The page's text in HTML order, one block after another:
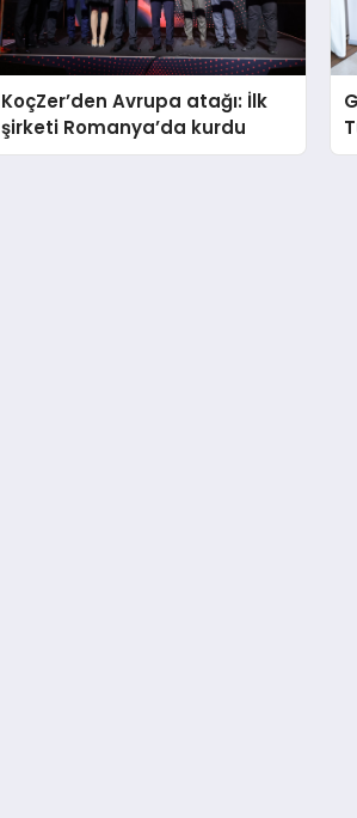
KoçZer’den Avrupa atağı: İlk
şirketi Romanya’da kurdu